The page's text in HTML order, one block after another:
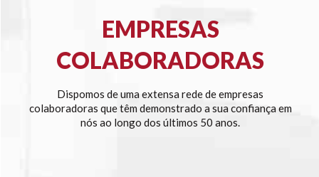
EMPRESAS
COLABORADORAS
Dispomos de uma extensa rede de empresas
colaboradoras que têm demonstrado a sua confiança em
nós ao longo dos últimos 50 anos.